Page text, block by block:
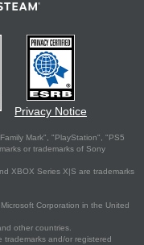
Privacy Notice
Mark", "PlayStation", "PS5
or trademarks of Sony
XBOX Series X|S are trademarks
Corporation in the United
other countries.
and/or registered